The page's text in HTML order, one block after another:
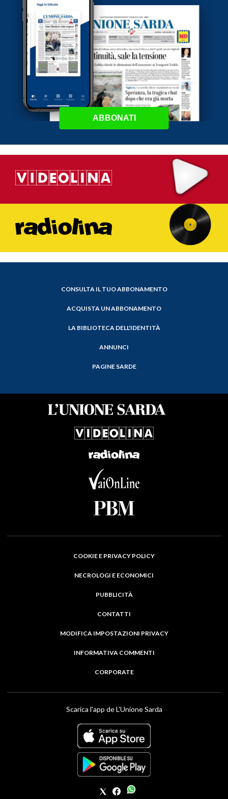
ABBONATI
CONSULTA IL TUO ABBONAMENTO
ACQUISTA UN ABBONAMENTO
LA BIBLIOTECA DELL'IDENTITÀ
ANNUNCI
PAGINE SARDE
COOKIE E PRIVACY POLICY
NECROLOGI E ECONOMICI
PUBBLICITÀ
CONTATTI
MODIFICA IMPOSTAZIONI PRIVACY
INFORMATIVA COMMENTI
CORPORATE
Scarica l'app de L'Unione Sarda